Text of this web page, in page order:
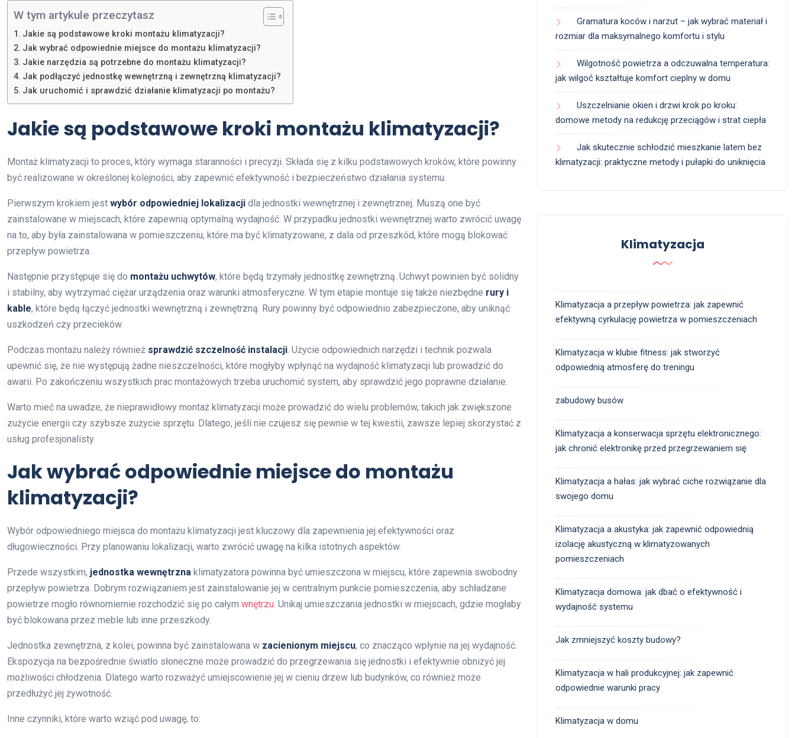
W tym artykule przeczytasz
Jakie są podstawowe kroki montażu klimatyzacji?
Jak wybrać odpowiednie miejsce do montażu klimatyzacji?
Jakie narzędzia są potrzebne do montażu klimatyzacji?
Jak podłączyć jednostkę wewnętrzną i zewnętrzną klimatyzacji?
Jak uruchomić i sprawdzić działanie klimatyzacji po montażu?
Jakie są podstawowe kroki montażu klimatyzacji?
Montaż klimatyzacji to proces, który wymaga staranności i precyzji. Składa się z kilku podstawowych kroków, które powinny
być realizowane w określonej kolejności, aby zapewnić efektywność i bezpieczeństwo działania systemu.
Pierwszym krokiem jest wybór odpowiedniej lokalizacji dla jednostki wewnętrznej i zewnętrznej. Muszą one być
zainstalowane w miejscach, które zapewnią optymalną wydajność. W przypadku jednostki wewnętrznej warto zwrócić uwagę
na to, aby była zainstalowana w pomieszczeniu, które ma być klimatyzowane, z dala od przeszkód, które mogą blokować
przepływ powietrza.
Następnie przystępuje się do montażu uchwytów, które będą trzymały jednostkę zewnętrzną. Uchwyt powinien być solidny
i stabilny, aby wytrzymać ciężar urządzenia oraz warunki atmosferyczne. W tym etapie montuje się także niezbędne rury i
kable, które będą łączyć jednostki wewnętrzną i zewnętrzną. Rury powinny być odpowiednio zabezpieczone, aby uniknąć
uszkodzeń czy przecieków.
Podczas montażu należy również sprawdzić szczelność instalacji. Użycie odpowiednich narzędzi i technik pozwala
upewnić się, że nie występują żadne nieszczelności, które mogłyby wpłynąć na wydajność klimatyzacji lub prowadzić do
awarii. Po zakończeniu wszystkich prac montażowych trzeba uruchomić system, aby sprawdzić jego poprawne działanie.
Warto mieć na uwadze, że nieprawidłowy montaż klimatyzacji może prowadzić do wielu problemów, takich jak zwiększone
zużycie energii czy szybsze zużycie sprzętu. Dlatego, jeśli nie czujesz się pewnie w tej kwestii, zawsze lepiej skorzystać z
usług profesjonalisty.
Jak wybrać odpowiednie miejsce do montażu
klimatyzacji?
Wybór odpowiedniego miejsca do montażu klimatyzacji jest kluczowy dla zapewnienia jej efektywności oraz
długowieczności. Przy planowaniu lokalizacji, warto zwrócić uwagę na kilka istotnych aspektów.
Przede wszystkim, jednostka wewnętrzna klimatyzatora powinna być umieszczona w miejscu, które zapewnia swobodny
przepływ powietrza. Dobrym rozwiązaniem jest zainstalowanie jej w centralnym punkcie pomieszczenia, aby schładzane
powietrze mogło równomiernie rozchodzić się po całym wnętrzu. Unikaj umieszczania jednostki w miejscach, gdzie mogłaby
być blokowana przez meble lub inne przeszkody.
Jednostka zewnętrzna, z kolei, powinna być zainstalowana w zacienionym miejscu, co znacząco wpłynie na jej wydajność.
Ekspozycja na bezpośrednie światło słoneczne może prowadzić do przegrzewania się jednostki i efektywnie obniżyć jej
możliwości chłodzenia. Dlatego warto rozważyć umiejscowienie jej w cieniu drzew lub budynków, co również może
przedłużyć jej żywotność.
Inne czynniki, które warto wziąć pod uwagę, to:
Gramatura koców i narzut – jak wybrać materiał i
rozmiar dla maksymalnego komfortu i stylu
Wilgotność powietrza a odczuwalna temperatura:
jak wilgoć kształtuje komfort cieplny w domu
Uszczelnianie okien i drzwi krok po kroku:
domowe metody na redukcję przeciągów i strat ciepła
Jak skutecznie schłodzić mieszkanie latem bez
klimatyzacji: praktyczne metody i pułapki do uniknięcia
Klimatyzacja
Klimatyzacja a przepływ powietrza: jak zapewnić
efektywną cyrkulację powietrza w pomieszczeniach
Klimatyzacja w klubie fitness: jak stworzyć
odpowiednią atmosferę do treningu
zabudowy busów
Klimatyzacja a konserwacja sprzętu elektronicznego:
jak chronić elektronikę przed przegrzewaniem się
Klimatyzacja a hałas: jak wybrać ciche rozwiązanie dla
swojego domu
Klimatyzacja a akustyka: jak zapewnić odpowiednią
izolację akustyczną w klimatyzowanych
pomieszczeniach
Klimatyzacja domowa: jak dbać o efektywność i
wydajność systemu
Jak zmniejszyć koszty budowy?
Klimatyzacja w hali produkcyjnej: jak zapewnić
odpowiednie warunki pracy
Klimatyzacja w domu